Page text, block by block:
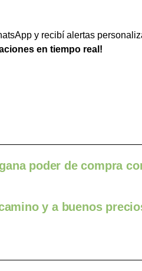
y recibí alertas
en tiempo real!
poder de compra
y a buenos